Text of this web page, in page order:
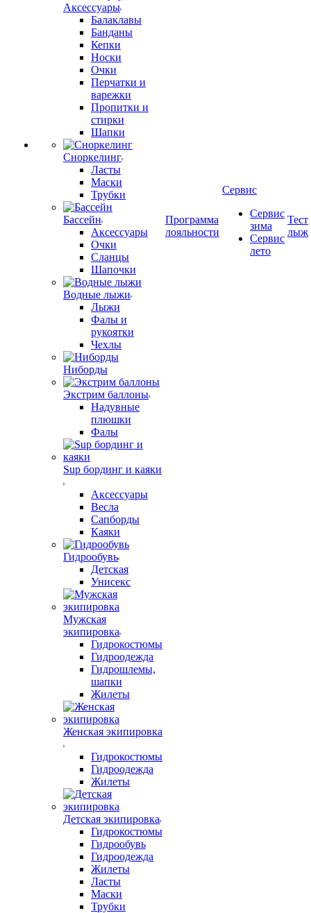
Аксессуары
Балаклавы
Банданы
Кепки
Носки
Очки
Перчатки и
варежки
Пропитки и
стирки
Шапки
Сноркелинг
Ласты
Маски
Трубки
Бассейн
Аксессуары
Очки
Сланцы
Шапочки
Водные лыжи
Лыжи
Фалы и
рукоятки
Чехлы
Ниборды
Экстрим баллоны
Надувные
плюшки
Фалы
Sup бординг и каяки
Аксессуары
Весла
Сапборды
Каяки
Гидрообувь
Детская
Унисекс
Мужская
экипировка
Гидрокостюмы
Гидроодежда
Гидрошлемы,
шапки
Жилеты
Женская экипировка
Гидрокостюмы
Гидроодежда
Жилеты
Детская экипировка
Гидрокостюмы
Гидрообувь
Гидроодежда
Жилеты
Ласты
Маски
Трубки
Программа
лояльности
Сервис
Сервис
зима
Сервис
лето
Тест
лыж